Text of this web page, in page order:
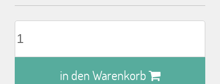
in den Warenkorb